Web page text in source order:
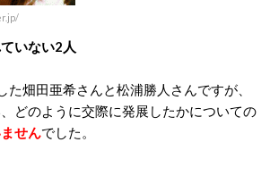
いない2人
畑田亜希さんと松浦勝人さんですが、
どのように交際に発展したかについての
せんでした。